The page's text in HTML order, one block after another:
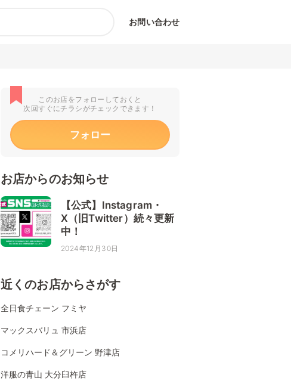
お問い合わせ
このお店をフォローしておくと
次回すぐにチラシがチェックできます！
フォロー
お店からのお知らせ
【公式】Instagram・
X（旧Twitter）続々更新
中！
2024年12月30日
近くのお店からさがす
全日食チェーン フミヤ
マックスバリュ 市浜店
コメリハード＆グリーン 野津店
洋服の青山 大分臼杵店